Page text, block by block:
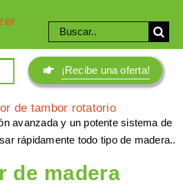
Buscar:
¡Recibe una oferta!
avanzada y un potente sistema de
rápidamente todo tipo de madera..
de madera